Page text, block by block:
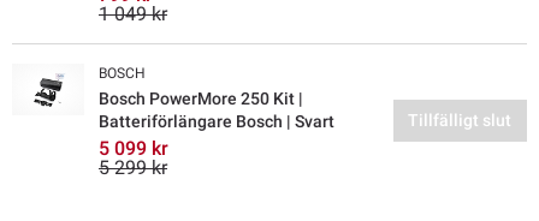
1 049 kr
BOSCH
Bosch PowerMore 250 Kit |
Batteriförlängare Bosch | Svart
5 099 kr
5 299 kr
Tillfälligt slut